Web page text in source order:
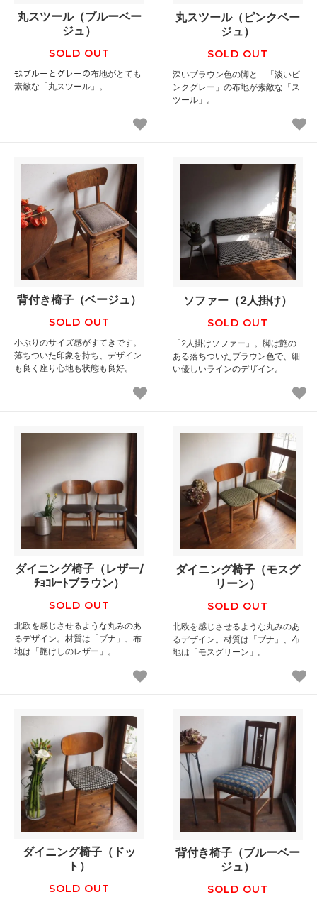
丸スツール（ブルーベー
ジュ）
SOLD OUT
ﾓｽブルーとグレーの布地がとても
素敵な「丸スツール」。
丸スツール（ピンクベー
ジュ）
SOLD OUT
深いブラウン色の脚と 「淡いピ
ンクグレー」の布地が素敵な「ス
ツール」。
背付き椅子（ベージュ）
SOLD OUT
小ぶりのサイズ感がすてきです。
落ちついた印象を持ち、デザイン
も良く座り心地も状態も良好。
ソファー（2人掛け）
SOLD OUT
「2人掛けソファー」。脚は艶の
ある落ちついたブラウン色で、細
い優しいラインのデザイン。
ダイニング椅子（レザー/
ﾁｮｺﾚｰﾄブラウン）
SOLD OUT
北欧を感じさせるような丸みのあ
るデザイン。材質は「ブナ」、布
地は「艶けしのレザー」。
ダイニング椅子（モスグ
リーン）
SOLD OUT
北欧を感じさせるような丸みのあ
るデザイン。材質は「ブナ」、布
地は「モスグリーン」。
ダイニング椅子（ドッ
ト）
SOLD OUT
背付き椅子（ブルーベー
ジュ）
SOLD OUT